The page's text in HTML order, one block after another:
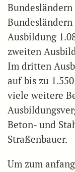
Ausbildung
zweiten
Im dritten
auf bis zu
viele weitere
Beton- und
Straßenbauer.
Um zum